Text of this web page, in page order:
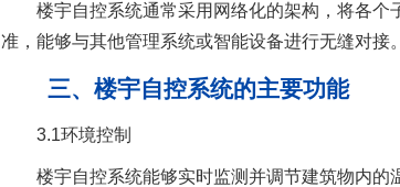
楼宇自控系统通常采用网络化的架构，将各个
准，能够与其他管理系统或智能设备进行无缝对接。
三、楼宇自控系统的主要功能
3.1环境控制
楼宇自控系统能够实时监测并调节建筑物内的